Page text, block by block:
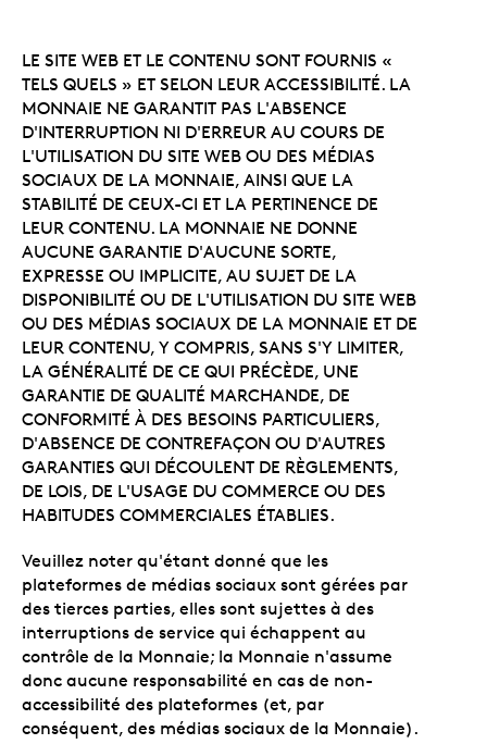
LE SITE WEB ET LE CONTENU SONT FOURNIS «
TELS QUELS » ET SELON LEUR ACCESSIBILITÉ. LA
MONNAIE NE GARANTIT PAS L'ABSENCE
D'INTERRUPTION NI D'ERREUR AU COURS DE
L'UTILISATION DU SITE WEB OU DES MÉDIAS
SOCIAUX DE LA MONNAIE, AINSI QUE LA
STABILITÉ DE CEUX-CI ET LA PERTINENCE DE
LEUR CONTENU. LA MONNAIE NE DONNE
AUCUNE GARANTIE D'AUCUNE SORTE,
EXPRESSE OU IMPLICITE, AU SUJET DE LA
DISPONIBILITÉ OU DE L'UTILISATION DU SITE WEB
OU DES MÉDIAS SOCIAUX DE LA MONNAIE ET DE
LEUR CONTENU, Y COMPRIS, SANS S'Y LIMITER,
LA GÉNÉRALITÉ DE CE QUI PRÉCÈDE, UNE
GARANTIE DE QUALITÉ MARCHANDE, DE
CONFORMITÉ À DES BESOINS PARTICULIERS,
D'ABSENCE DE CONTREFAÇON OU D'AUTRES
GARANTIES QUI DÉCOULENT DE RÈGLEMENTS,
DE LOIS, DE L'USAGE DU COMMERCE OU DES
HABITUDES COMMERCIALES ÉTABLIES.
Veuillez noter qu'étant donné que les
plateformes de médias sociaux sont gérées par
des tierces parties, elles sont sujettes à des
interruptions de service qui échappent au
contrôle de la Monnaie; la Monnaie n'assume
donc aucune responsabilité en cas de non-
accessibilité des plateformes (et, par
conséquent, des médias sociaux de la Monnaie).